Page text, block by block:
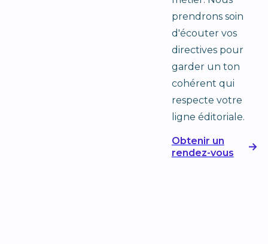
prendrons soin
d'écouter vos
directives pour
garder un ton
cohérent qui
respecte votre
ligne éditoriale.
Obtenir un
rendez-vous